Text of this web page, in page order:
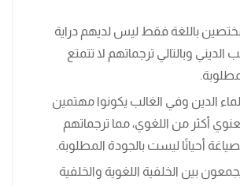
باللغة فقط ليس لديهم دراية
الديني وبالتالي ترجماتهم لا تتمتع
الدين وفي الغالب يكونوا مهتمين
أكثر من اللغوي، مما ترجماتهم
أحيانًا ليست بالجودة المطلوبة.
بين الخلفية اللغوية والخلفية